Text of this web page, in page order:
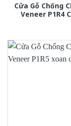
Cửa Gỗ Chống
Veneer P1R4